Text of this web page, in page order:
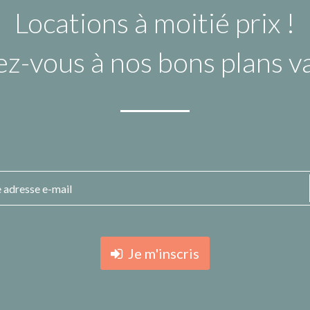
Locations à moitié prix !
vous à nos bons plans
Je m'inscris